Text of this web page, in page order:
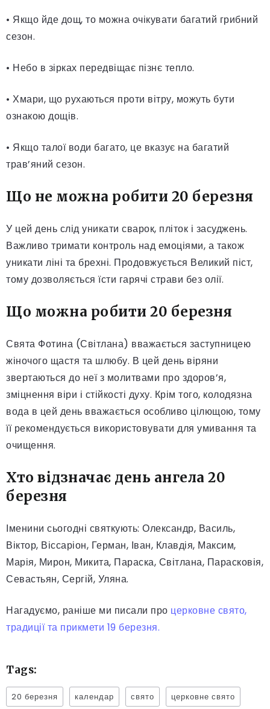
• Якщо йде дощ, то можна очікувати багатий грибний
сезон.
• Небо в зірках передвіщає пізнє тепло.
• Хмари, що рухаються проти вітру, можуть бути
ознакою дощів.
• Якщо талої води багато, це вказує на багатий
трав’яний сезон.
Що не можна робити 20 березня
У цей день слід уникати сварок, пліток і засуджень.
Важливо тримати контроль над емоціями, а також
уникати ліні та брехні. Продовжується Великий піст,
тому дозволяється їсти гарячі страви без олії.
Що можна робити 20 березня
Свята Фотина (Світлана) вважається заступницею
жіночого щастя та шлюбу. В цей день віряни
звертаються до неї з молитвами про здоров’я,
зміцнення віри і стійкості духу. Крім того, колодязна
вода в цей день вважається особливо цілющою, тому
її рекомендується використовувати для умивання та
очищення.
Хто відзначає день ангела 20
березня
Іменини сьогодні святкують: Олександр, Василь,
Віктор, Віссаріон, Герман, Іван, Клавдія, Максим,
Марія, Мирон, Микита, Параска, Світлана, Парасковія,
Севастьян, Сергій, Уляна.
Нагадуємо, раніше ми писали про церковне свято,
традиції та прикмети 19 березня.
Tags:
20 березня календар свято церковне свято